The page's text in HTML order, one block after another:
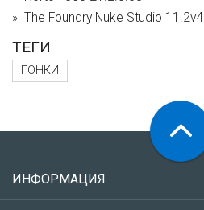
The Foundry Nuke Studio 11.2v4
ТЕГИ
ГОНКИ
ИНФОРМАЦИЯ